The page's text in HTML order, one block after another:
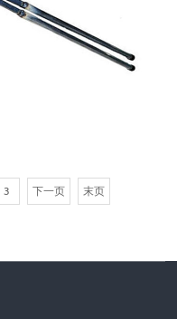
3 下一页 末页